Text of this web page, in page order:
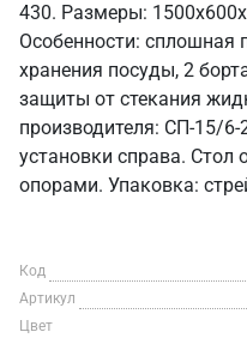
430. Размеры:
Особенности: сплошная
хранения посуды, 2
защиты от стекания
производителя: СП-15/
установки справа.
опорами. Упаковка:
Код
Артикул
Цвет